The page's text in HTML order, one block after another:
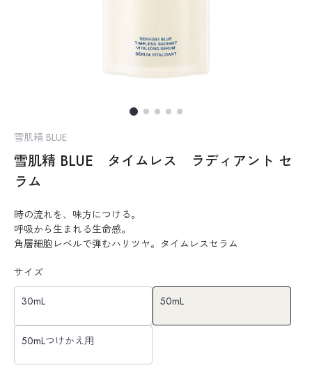
雪肌精 BLUE
雪肌精 BLUE タイムレス ラディアント セ
ラム
時の流れを、味方につける。
呼吸から生まれる生命感。
角層細胞レベルで弾むハリツヤ。タイムレスセラム
サイズ
30mL 50mL
50mLつけかえ用